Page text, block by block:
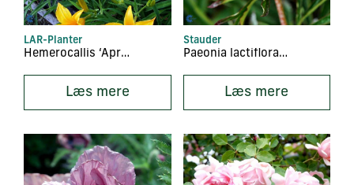
LAR-Planter
Hemerocallis ‘Apricot’
Læs mere
Stauder
Paeonia lactiflora ‘Pink Hawaiian Coral’
Læs mere